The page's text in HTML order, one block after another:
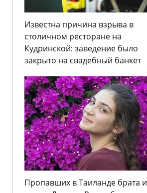
Известна причина взрыва в
столичном ресторане на
Кудринской: заведение было
закрыто на свадебный банкет
Пропавших в Таиланде брата и